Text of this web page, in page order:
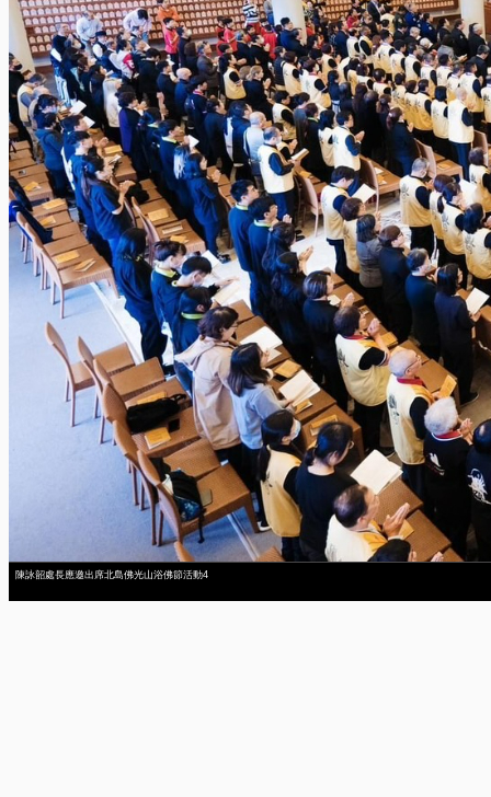
陳詠韶處長應邀出席北島佛光山浴佛節活動4